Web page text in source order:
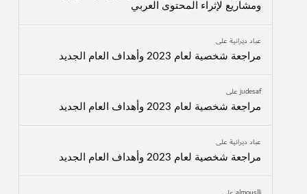
ومشاريع لإثراء المحتوى العربي
عباد ديرانيةعلى
مراجعة شخصية لعام 2023 وأهداف العام الجديد
judesafعلى
مراجعة شخصية لعام 2023 وأهداف العام الجديد
عباد ديرانيةعلى
مراجعة شخصية لعام 2023 وأهداف العام الجديد